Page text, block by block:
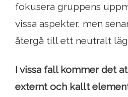
fokusera gruppens
vissa aspekter, men
återgå till ett neutralt
I vissa fall kommer det
externt och kallt